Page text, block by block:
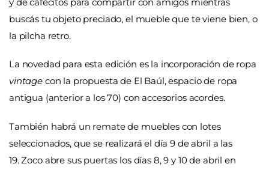
buscás tu objeto preciado, el mueble que te viene bien, o
la pilcha retro.
La novedad para esta edición es la incorporación de ropa
vintagecon la propuesta de El Baúl, espacio de ropa
antigua (anterior a los 70) con accesorios acordes.
También habrá un remate de muebles con lotes
seleccionados, que se realizará el día 9 de abril a las
19. Zoco abre sus puertas los días 8, 9 y 10 de abril en